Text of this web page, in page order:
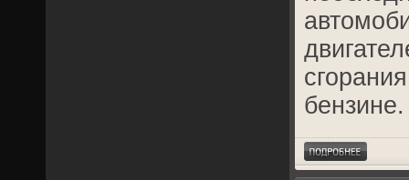
бензине.